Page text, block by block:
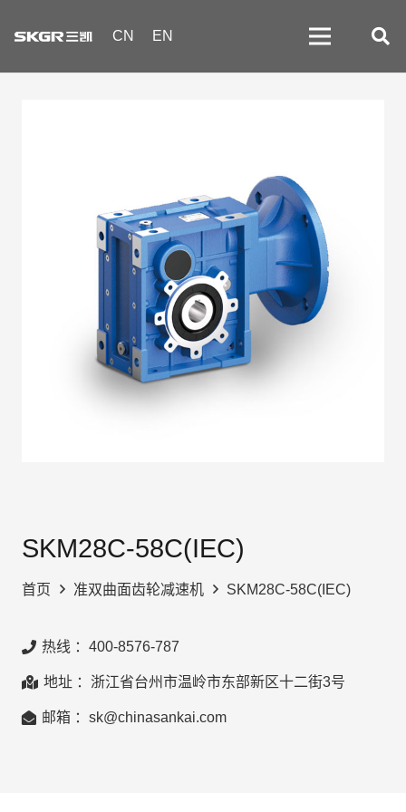
CN EN
SKM28C-58C(IEC)
首页 准双曲面齿轮减速机 SKM28C-58C(IEC)
热线 ：400-8576-787
地址 ：浙江省台州市温岭市东部新区十二街3号
邮箱 ：sk@chinasankai.com